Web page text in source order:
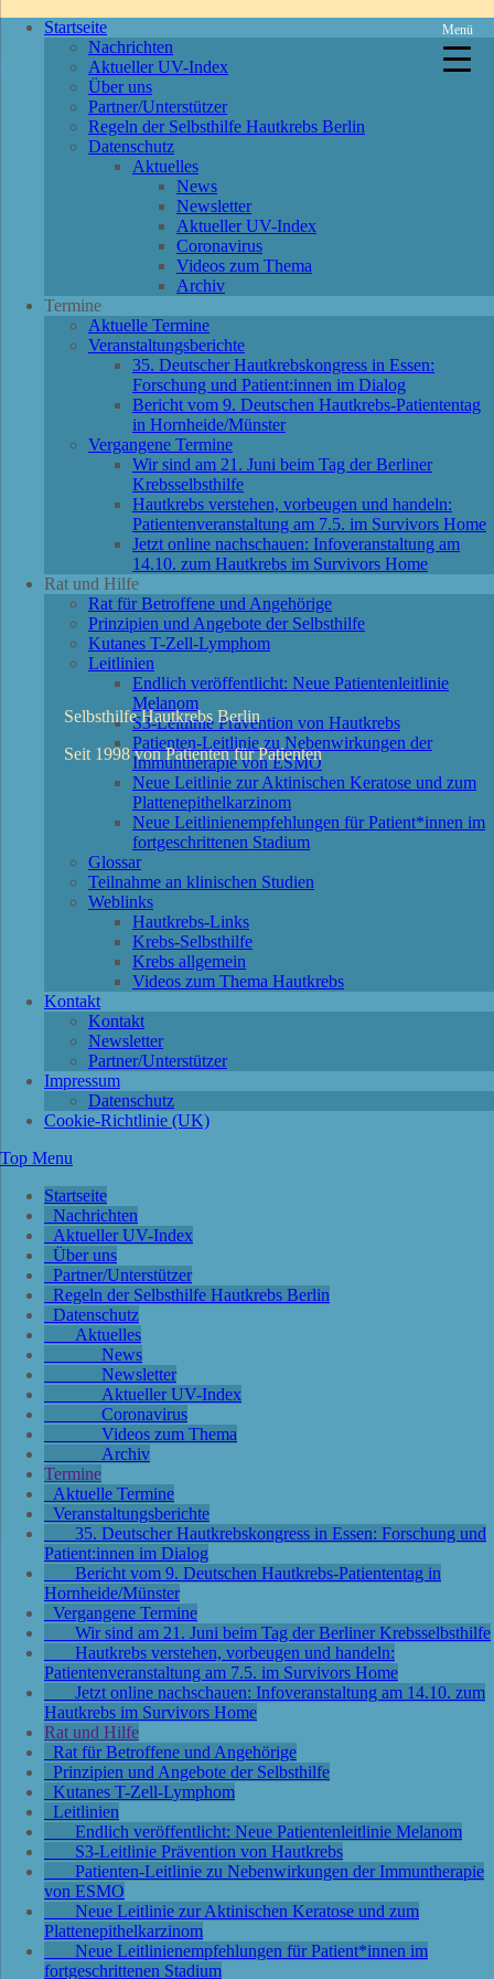
Startseite
Nachrichten
Aktueller UV-Index
Über uns
Partner/Unterstützer
Regeln der Selbsthilfe Hautkrebs Berlin
Datenschutz
Aktuelles
News
Newsletter
Aktueller UV-Index
Coronavirus
Videos zum Thema
Archiv
Termine
Aktuelle Termine
Veranstaltungsberichte
35. Deutscher Hautkrebskongress in Essen:
Forschung und Patient:innen im Dialog
Bericht vom 9. Deutschen Hautkrebs-Patiententag
in Hornheide/Münster
Vergangene Termine
Wir sind am 21. Juni beim Tag der Berliner
Krebsselbsthilfe
Hautkrebs verstehen, vorbeugen und handeln:
Patientenveranstaltung am 7.5. im Survivors Home
Jetzt online nachschauen: Infoveranstaltung am
14.10. zum Hautkrebs im Survivors Home
Rat und Hilfe
Rat für Betroffene und Angehörige
Prinzipien und Angebote der Selbsthilfe
Kutanes T-Zell-Lymphom
Leitlinien
Endlich veröffentlicht: Neue Patientenleitlinie
Melanom
S3-Leitlinie Prävention von Hautkrebs
Patienten-Leitlinie zu Nebenwirkungen der
Immuntherapie von ESMO
Neue Leitlinie zur Aktinischen Keratose und zum
Plattenepithelkarzinom
Neue Leitlinienempfehlungen für Patient*innen im
fortgeschrittenen Stadium
Glossar
Teilnahme an klinischen Studien
Weblinks
Hautkrebs-Links
Krebs-Selbsthilfe
Krebs allgemein
Videos zum Thema Hautkrebs
Kontakt
Kontakt
Newsletter
Partner/Unterstützer
Impressum
Datenschutz
Cookie-Richtlinie (UK)
Top Menu
Startseite
Nachrichten
Aktueller UV-Index
Über uns
Partner/Unterstützer
Regeln der Selbsthilfe Hautkrebs Berlin
Datenschutz
Aktuelles
News
Newsletter
Aktueller UV-Index
Coronavirus
Videos zum Thema
Archiv
Termine
Aktuelle Termine
Veranstaltungsberichte
35. Deutscher Hautkrebskongress in Essen: Forschung und
Patient:innen im Dialog
Bericht vom 9. Deutschen Hautkrebs-Patiententag in
Hornheide/Münster
Vergangene Termine
Wir sind am 21. Juni beim Tag der Berliner Krebsselbsthilfe
Hautkrebs verstehen, vorbeugen und handeln:
Patientenveranstaltung am 7.5. im Survivors Home
Jetzt online nachschauen: Infoveranstaltung am 14.10. zum
Hautkrebs im Survivors Home
Rat und Hilfe
Rat für Betroffene und Angehörige
Prinzipien und Angebote der Selbsthilfe
Kutanes T-Zell-Lymphom
Leitlinien
Endlich veröffentlicht: Neue Patientenleitlinie Melanom
S3-Leitlinie Prävention von Hautkrebs
Patienten-Leitlinie zu Nebenwirkungen der Immuntherapie
von ESMO
Neue Leitlinie zur Aktinischen Keratose und zum
Plattenepithelkarzinom
Neue Leitlinienempfehlungen für Patient*innen im
fortgeschrittenen Stadium
Selbsthilfe Hautkrebs Berlin
Seit 1998 von Patienten für Patienten
Menü